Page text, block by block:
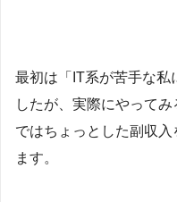
最初は「IT系が苦手な私
したが、実際にやって
ではちょっとした副収
ます。